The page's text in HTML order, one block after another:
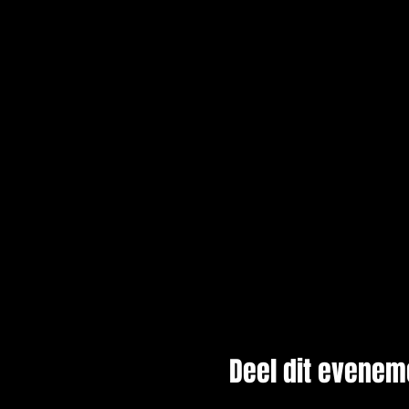
Deel dit